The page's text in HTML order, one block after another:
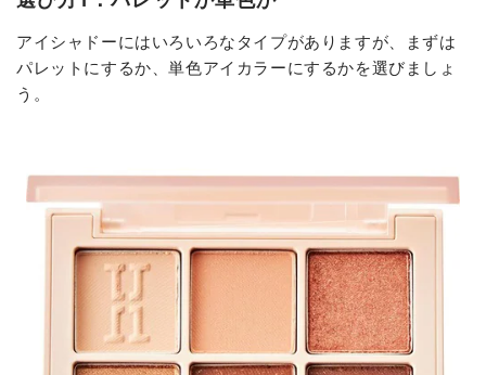
アイシャドーにはいろいろなタイプがありますが、まずは
パレットにするか、単色アイカラーにするかを選びましょ
う。